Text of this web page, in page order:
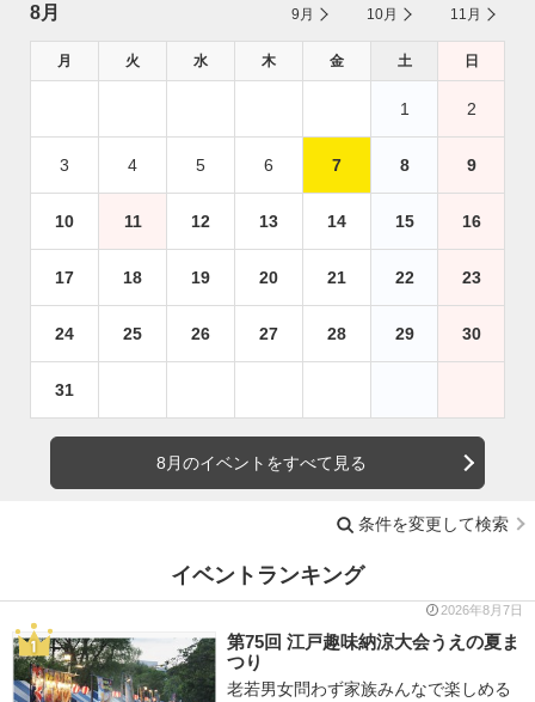
8月 9月 10月 11月
月 火 水 木 金 土 日
1 2
3 4 5 6 7 8 9
10 11 12 13 14 15 16
17 18 19 20 21 22 23
24 25 26 27 28 29 30
31
8月のイベントをすべて見る
条件を変更して検索
イベントランキング
2026年8月7日
第75回 江戸趣味納涼大会うえの夏ま
つり
老若男女問わず家族みんなで楽しめる